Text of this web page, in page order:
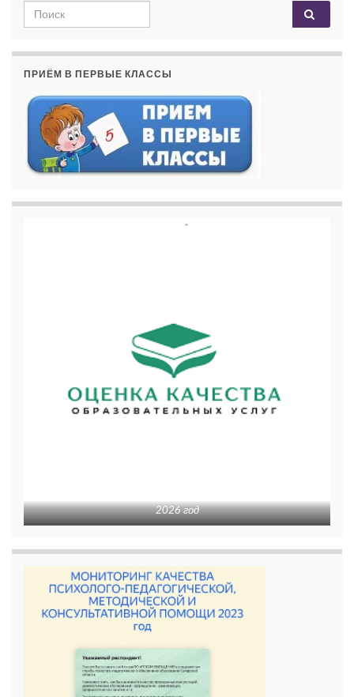
Search for:
ПРИЁМ В ПЕРВЫЕ КЛАССЫ
2026 год